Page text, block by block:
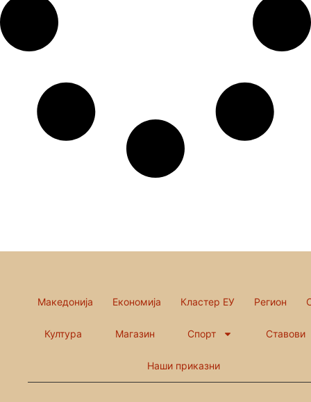
Македонија Економија Кластер ЕУ Регион
Култура Магазин Спорт Ставови
Наши приказни